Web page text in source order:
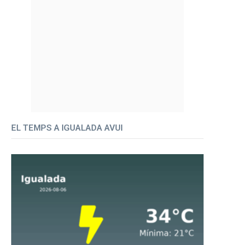
EL TEMPS A IGUALADA AVUI